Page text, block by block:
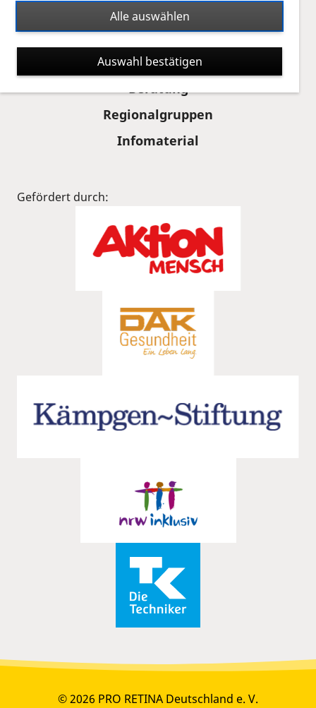
Leben
Forschung
PRO RETINA
Beratung
Regionalgruppen
Infomaterial
Gefördert durch:
© 2026 PRO RETINA Deutschland e. V.
Alle auswählen
Auswahl bestätigen